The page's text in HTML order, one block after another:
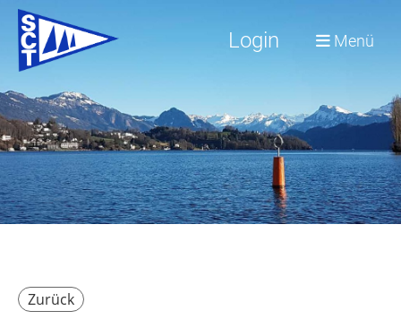
Login Menü
Zurück